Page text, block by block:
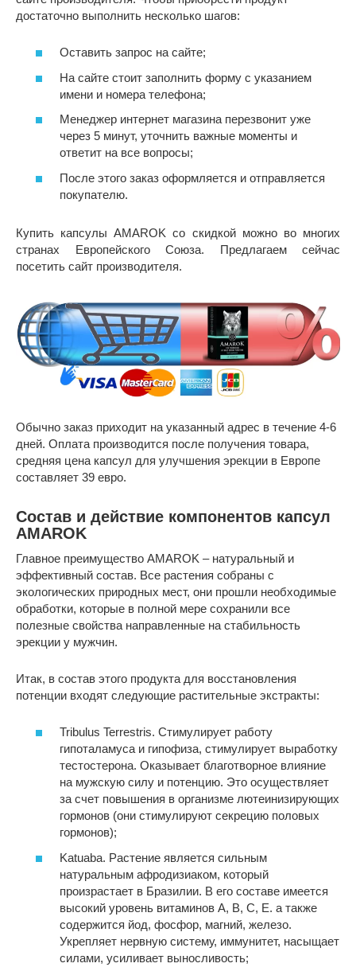
достаточно выполнить несколько шагов:
Оставить запрос на сайте;
На сайте стоит заполнить форму с указанием
имени и номера телефона;
Менеджер интернет магазина перезвонит уже
через 5 минут, уточнить важные моменты и
ответит на все вопросы;
После этого заказ оформляется и отправляется
покупателю.
Купить капсулы AMAROK со скидкой можно во многих
странах Европейского Союза. Предлагаем сейчас
посетить сайт производителя.
Обычно заказ приходит на указанный адрес в течение 4-6
дней. Оплата производится после получения товара,
средняя цена капсул для улучшения эрекции в Европе
составляет 39 евро.
Состав и действие компонентов капсул
AMAROK
Главное преимущество AMAROK – натуральный и
эффективный состав. Все растения собраны с
экологических природных мест, они прошли необходимые
обработки, которые в полной мере сохранили все
полезные свойства направленные на стабильность
эрекции у мужчин.
Итак, в состав этого продукта для восстановления
потенции входят следующие растительные экстракты:
Tribulus Terrestris. Стимулирует работу
гипоталамуса и гипофиза, стимулирует выработку
тестостерона. Оказывает благотворное влияние
на мужскую силу и потенцию. Это осуществляет
за счет повышения в организме лютеинизирующих
гормонов (они стимулируют секрецию половых
гормонов);
Katuaba. Растение является сильным
натуральным афродизиаком, который
произрастает в Бразилии. В его составе имеется
высокий уровень витаминов А, В, С, Е. а также
содержится йод, фосфор, магний, железо.
Укрепляет нервную систему, иммунитет, насыщает
силами, усиливает выносливость;